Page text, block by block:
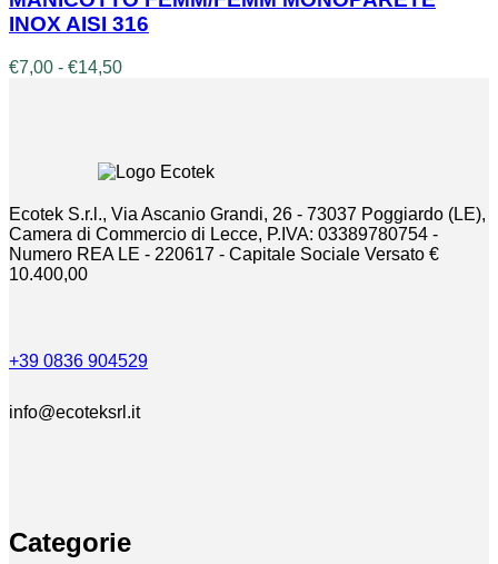
più
varianti.
Le
opzioni
pagina
prodotto
INOX AISI 316
€7,00 - €14,50Fascia
a
€14,50
Ecotek S.r.l., Via Ascanio Grandi, 26 - 73037 Poggiardo (LE),
Camera di Commercio di Lecce, P.IVA: 03389780754 -
Numero REA LE - 220617 - Capitale Sociale Versato €
10.400,00
+39 0836 904529
info@ecoteksrl.it
Categorie